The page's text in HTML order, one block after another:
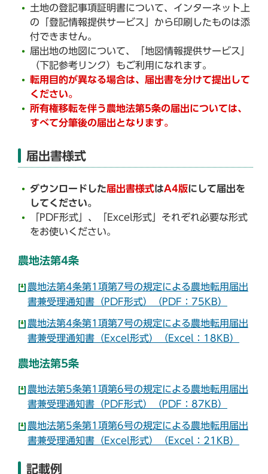
土地の登記事項証明書について、インターネット上
の「登記情報提供サービス」から印刷したものは添
付できません。
届出地の地図について、「地図情報提供サービス」
（下記参考リンク）もご利用になれます。
転用目的が異なる場合は、届出書を分けて提出して
ください。
所有権移転を伴う農地法第5条の届出については、
すべて分筆後の届出となります。
届出書様式
ダウンロードした届出書様式はA4版にして届出を
してください。
「PDF形式」、「Excel形式」それぞれ必要な形式
をお使いください。
農地法第4条
農地法第4条第1項第7号の規定による農地転用届出
書兼受理通知書（PDF形式）（PDF：75KB）
農地法第4条第1項第7号の規定による農地転用届出
書兼受理通知書（Excel形式）（Excel：18KB）
農地法第5条
農地法第5条第1項第6号の規定による農地転用届出
書兼受理通知書（PDF形式）（PDF：87KB）
農地法第5条第1項第6号の規定による農地転用届出
書兼受理通知書（Excel形式）（Excel：21KB）
記載例